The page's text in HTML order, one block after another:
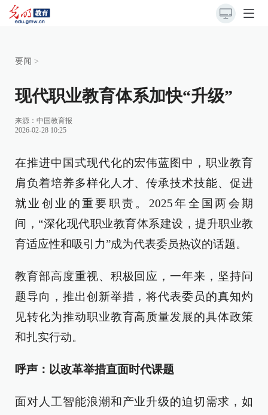
要闻 >
现代职业教育体系加快“升级”
来源： 中国教育报
2026-02-28 10:25
在推进中国式现代化的宏伟蓝图中，职业教育
肩负着培养多样化人才、传承技术技能、促进
就业创业的重要职责。2025年全国两会期
间，“深化现代职业教育体系建设，提升职业教
育适应性和吸引力”成为代表委员热议的话题。
教育部高度重视、积极回应，一年来，坚持问
题导向，推出创新举措，将代表委员的真知灼
见转化为推动职业教育高质量发展的具体政策
和扎实行动。
呼声：以改革举措直面时代课题
面对人工智能浪潮和产业升级的迫切需求，如